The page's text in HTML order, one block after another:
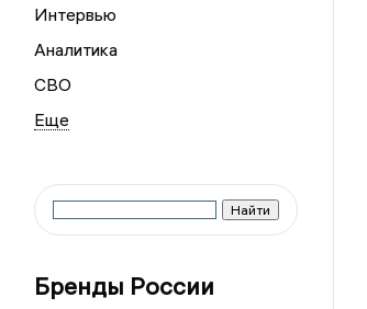
Интервью
Аналитика
СВО
Бренды России